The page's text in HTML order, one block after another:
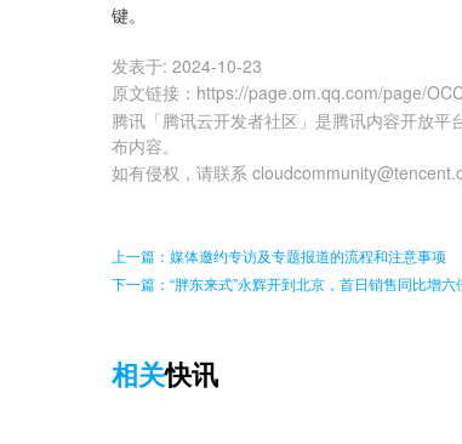
键。
发表于: 2024-10-23
原文链接 ： https://page.om.qq.com/page/
腾讯「腾讯云开发者社区」是腾讯内容开放
布内容。
如有侵权，请联系
上一篇：媒体邀约专访及专题报道的流程和注意事项
下一篇：“胖东来式”永辉开到北京，首日销售同比增六
相关快讯